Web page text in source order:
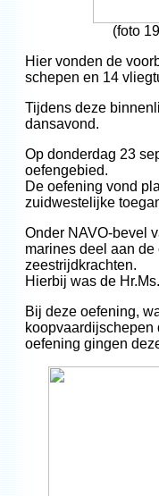
(foto
Hier vonden de
schepen en 14
Tijdens deze
dansavond.
Op donderdag 23
oefengebied.
De oefening vond
zuidwestelijke
Onder NAVO-bevel
marines deel aan
zeestrijdkrachten.
Hierbij was de
Bij deze oefening,
koopvaardijschepen
oefening gingen